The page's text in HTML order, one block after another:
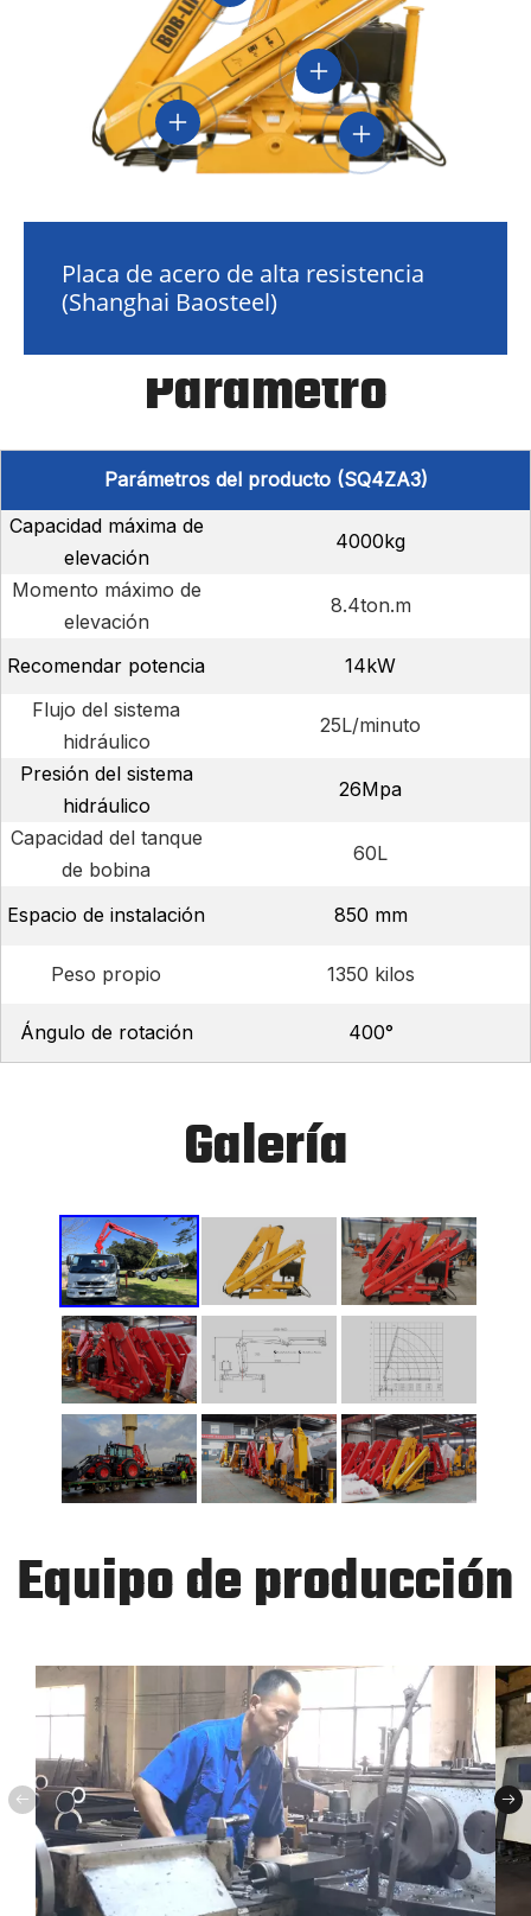
Placa de acero de alta resistencia
(Shanghai Baosteel)
Parámetro
Parámetros del producto (SQ4ZA3)
Capacidad máxima de
elevación
4000kg
Momento máximo de
elevación
8.4ton.m
Recomendar potencia
14kW
Flujo del sistema
hidráulico
25L/minuto
Presión del sistema
hidráulico
26Mpa
Capacidad del tanque
de bobina
60L
Espacio de instalación 850 mm
Peso propio 1350 kilos
Ángulo de rotación 400°
Galería
Equipo de producción